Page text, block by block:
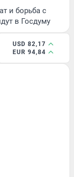
и борьба с
в Госдуму
USD 82,17
EUR 94,84